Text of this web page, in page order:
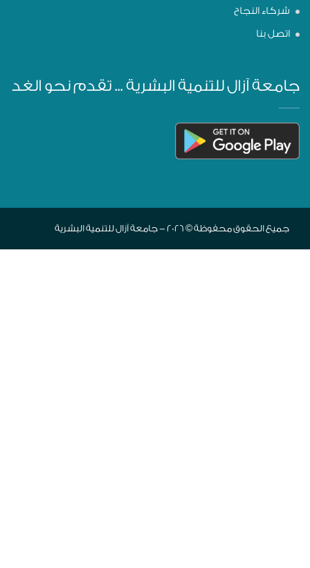
شركاء النجاح
اتصل بنا
جامعة آزال للتنمية البشرية ... تقدم نحو الغد
جميع الحقوق محفوظة © 2026 - جامعة آزال للتنمية البشرية